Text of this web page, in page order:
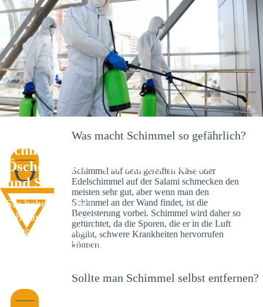
Schimmelexperte in Niefern-
Öschelbronn – Ihr Helfer an Ort
und Stelle
Sie haben kürzlich
schwarze Flecken an
Ihrer Wand entdeckt?
Schlechte Nachrichten:
Schimmelbefall in
Was macht Schimmel so gefährlich?
Schimmel auf dem gereiften Käse oder
Edelschimmel auf der Salami schmecken den
meisten sehr gut, aber wenn man den
Schimmel an der Wand findet, ist die
Begeisterung vorbei. Schimmel wird daher so
gefürchtet, da die Sporen, die er in die Luft
abgibt, schwere Krankheiten hervorrufen
können.
Sollte man Schimmel selbst entfernen?